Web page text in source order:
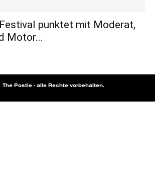
punktet mit Moderat,
Motor...
The Postie - alle Rechte vorbehalten.